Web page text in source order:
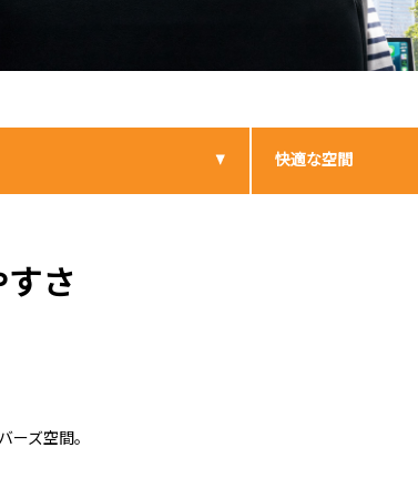
快適な空間
さ
ーズ空間。